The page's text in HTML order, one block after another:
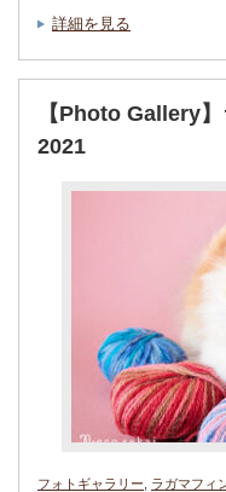
詳細を見る
【Photo Gallery
2021
フォトギャラリー
ラガマフィ